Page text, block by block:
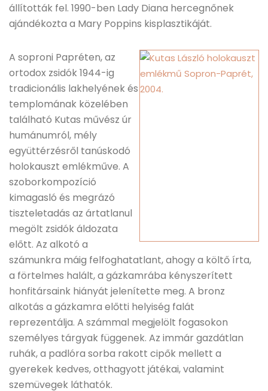
állították fel. 1990-ben Lady Diana hercegnőnek
ajándékozta a Mary Poppins kisplasztikáját.
A soproni Papréten, az
ortodox zsidók 1944-ig
tradicionális lakhelyének és
templomának közelében
található Kutas művész úr
humánumról, mély
együttérzésről tanúskodó
holokauszt emlékműve. A
szoborkompozíció
kimagasló és megrázó
tiszteletadás az ártatlanul
megölt zsidók áldozata
előtt. Az alkotó a
számunkra máig felfoghatatlant, ahogy a költő írta,
a förtelmes halált, a gázkamrába kényszerített
honfitársaink hiányát jelenítette meg. A bronz
alkotás a gázkamra előtti helyiség falát
reprezentálja. A számmal megjelölt fogasokon
személyes tárgyak függenek. Az immár gazdátlan
ruhák, a padlóra sorba rakott cipők mellett a
gyerekek kedves, otthagyott játékai, valamint
szemüvegek láthatók.